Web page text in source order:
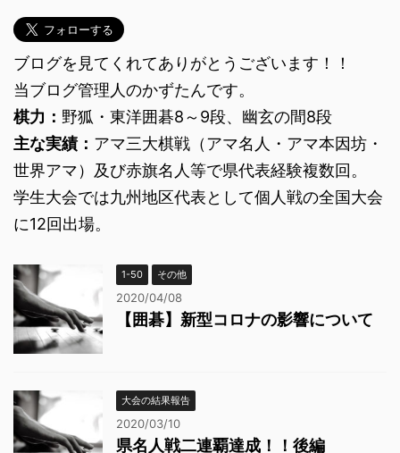
ブログを見てくれてありがとうございます！！
当ブログ管理人のかずたんです。
棋力： 野狐・東洋囲碁8～9段、幽玄の間8段
主な実績： アマ三大棋戦（アマ名人・アマ本因坊・
世界アマ）及び赤旗名人等で県代表経験複数回。
学生大会では九州地区代表として個人戦の全国大会
に12回出場。
1-50 その他
2020/04/08
【囲碁】新型コロナの影響について
大会の結果報告
2020/03/10
県名人戦二連覇達成！！後編